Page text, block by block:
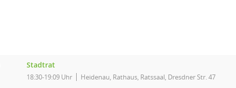
Stadtrat
18:30-19:09 Uhr Heidenau, Rathaus, Ratssaal, Dresdner Str. 47